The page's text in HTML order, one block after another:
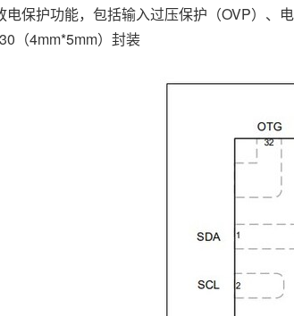
电保护功能，包括输入过压保护（OVP）、
（4mm*5mm）封装